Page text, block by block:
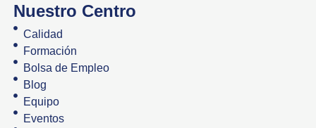
Nuestro Centro
Calidad
Formación
Bolsa de Empleo
Blog
Equipo
Eventos